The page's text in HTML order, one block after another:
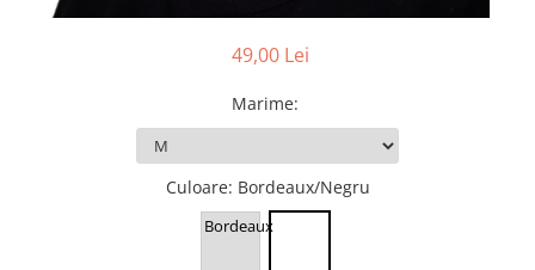
49,00 Lei
Marime:
Culoare: Bordeaux/Negru
Bordeaux